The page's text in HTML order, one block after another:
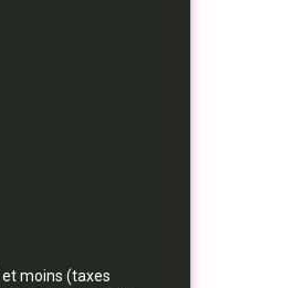
moins (taxes